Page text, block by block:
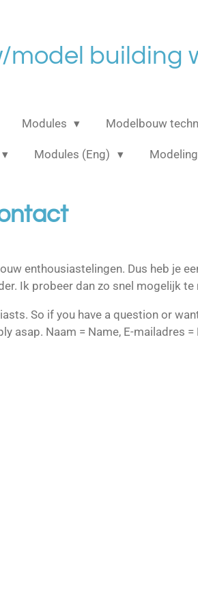
model building
Modules Modelbouw
Modules (Eng)
enthousiastelingen. Dus heb je
Ik probeer dan zo snel mogelijk te
So if you have a question or
asap. Naam = Name, E-mailadres